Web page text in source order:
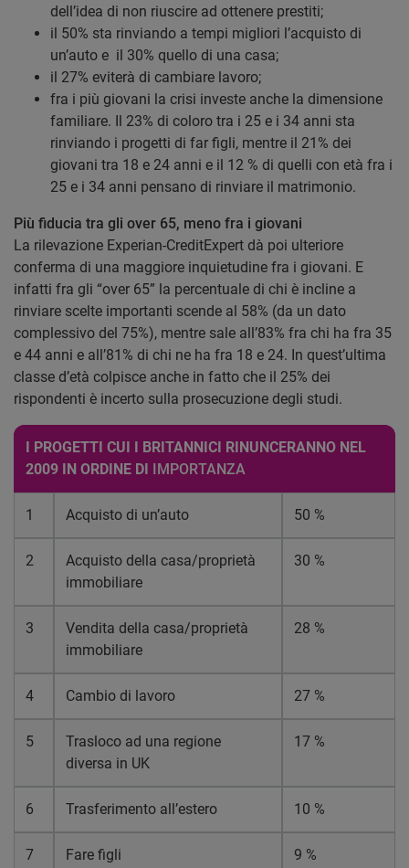
dell’idea di non riuscire ad ottenere prestiti;
il 50% sta rinviando a tempi migliori l’acquisto di
un’auto e il 30% quello di una casa;
il 27% eviterà di cambiare lavoro;
fra i più giovani la crisi investe anche la dimensione
familiare. Il 23% di coloro tra i 25 e i 34 anni sta
rinviando i progetti di far figli, mentre il 21% dei
giovani tra 18 e 24 anni e il 12 % di quelli con età fra i
25 e i 34 anni pensano di rinviare il matrimonio.
Più fiducia tra gli over 65, meno fra i giovani
La rilevazione Experian-CreditExpert dà poi ulteriore
conferma di una maggiore inquietudine fra i giovani. E
infatti fra gli “over 65” la percentuale di chi è incline a
rinviare scelte importanti scende al 58% (da un dato
complessivo del 75%), mentre sale all’83% fra chi ha fra 35
e 44 anni e all’81% di chi ne ha fra 18 e 24. In quest’ultima
classe d’età colpisce anche in fatto che il 25% dei
rispondenti è incerto sulla prosecuzione degli studi.
I PROGETTI CUI I BRITANNICI RINUNCERANNO NEL
2009 IN ORDINE DI IMPORTANZA
1 Acquisto di un’auto 50 %
2
Acquisto della casa/proprietà
immobiliare
30 %
3
Vendita della casa/proprietà
immobiliare
28 %
4 Cambio di lavoro 27 %
5
Trasloco ad una regione
diversa in UK
17 %
6 Trasferimento all’estero 10 %
7 Fare figli 9 %